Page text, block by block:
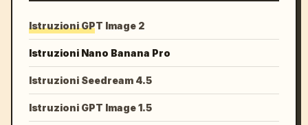
Istruzioni GPT Image 2
Istruzioni Nano Banana Pro
Istruzioni Seedream 4.5
Istruzioni GPT Image 1.5